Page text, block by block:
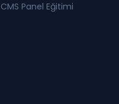
CMS Panel Eğitimi